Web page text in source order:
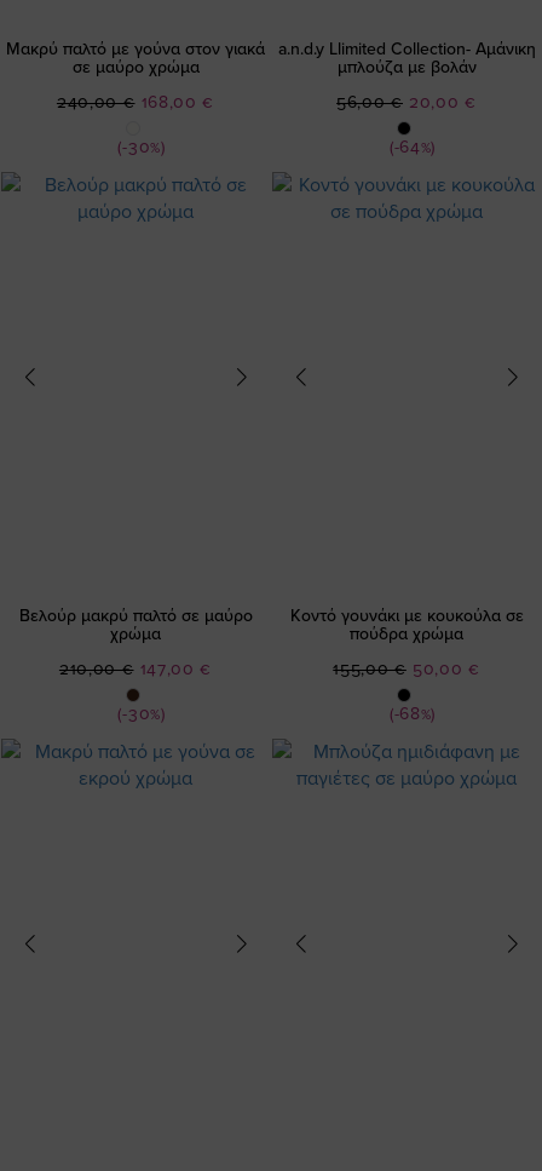
Μακρύ παλτό με γούνα στον γιακά
σε μαύρο χρώμα
(-30%)
Ειδική
168,00 €
240,00 €
a.n.d.y Llimited Collection- Αμάνικη
μπλούζα με βολάν
(-64%)
Ειδική
Τιμή
20,00 €
56,00 €
Βελούρ μακρύ παλτό σε μαύρο
χρώμα
(-30%)
Ειδική
Τιμή
147,00 €
210,00 €
Κοντό γουνάκι με κουκούλα σε
πούδρα χρώμα
(-68%)
Ειδική
50,00 €
155,00 €